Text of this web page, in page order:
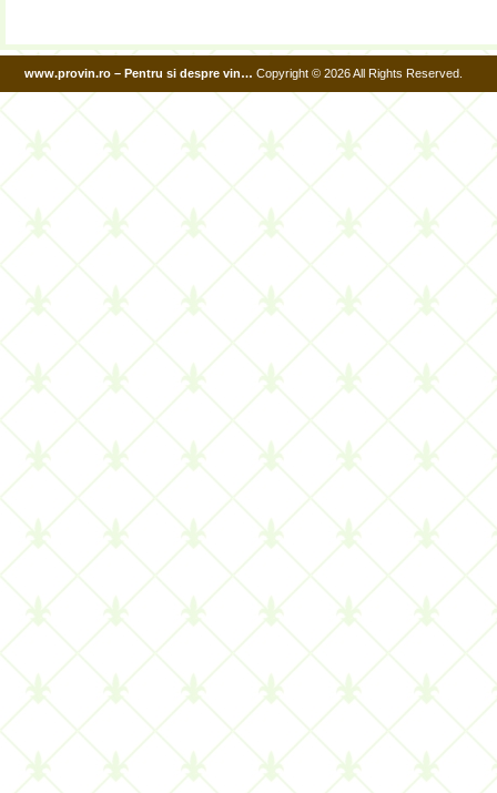
www.provin.ro – Pentru si despre vin… Copyright © 2026 All Rights Reserved.